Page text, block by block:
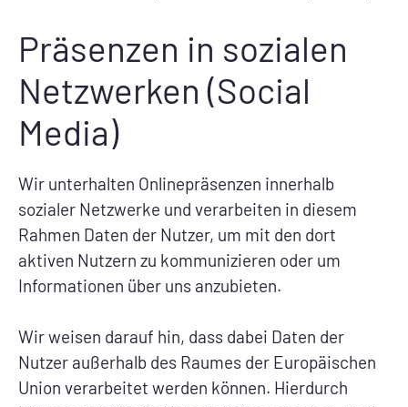
Präsenzen in sozialen
Netzwerken (Social
Media)
Wir unterhalten Onlinepräsenzen innerhalb
sozialer Netzwerke und verarbeiten in diesem
Rahmen Daten der Nutzer, um mit den dort
aktiven Nutzern zu kommunizieren oder um
Informationen über uns anzubieten.
Wir weisen darauf hin, dass dabei Daten der
Nutzer außerhalb des Raumes der Europäischen
Union verarbeitet werden können. Hierdurch